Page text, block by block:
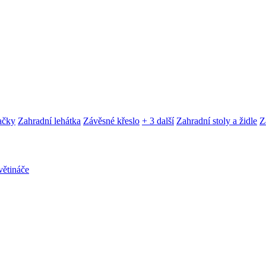
Zahradní lehátka Závěsné křeslo + 3 další Zahradní stoly a židle